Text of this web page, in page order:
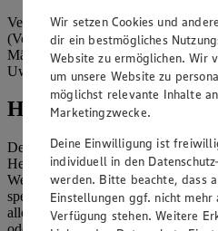
Vertretungsberechtigte: Rainer
(Vorstandsmitglied), Klaus Fickert
Mäder (Vorstandsmitglied), Patrick
Uwe Kohler
Hinweise
Der Inhalt dieser Website ist
Herausgeber gewährt Ihnen jedoch
Website bereitgestellten Text ganz
speichern und zu vervielfältigen.
allerdings die Speicherung und
Wir setzen Cookies und
dir ein bestmögliches
Website zu ermöglichen. Wir
um unsere Website zu
möglichst relevante Inhalte
Marketingzwecke.
Deine Einwilligung ist
individuell in den
werden. Bitte beachte, dass
Einstellungen ggf. nicht
Verfügung stehen. Weitere